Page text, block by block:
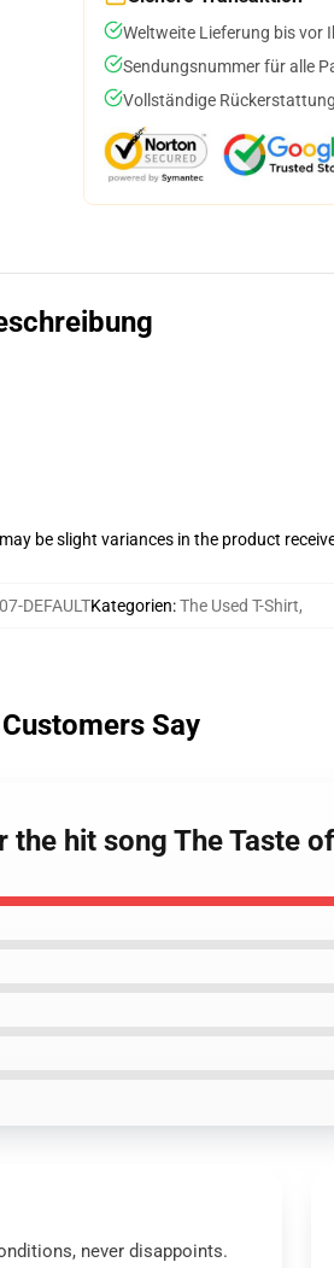
Weltweite Lieferung bis vor
Sendungsnummer für alle
Vollständige
be slight variances in the product
DEFAULTKategorien:The Used T-Shirt,
Say
hit song The Taste
never disappoints.